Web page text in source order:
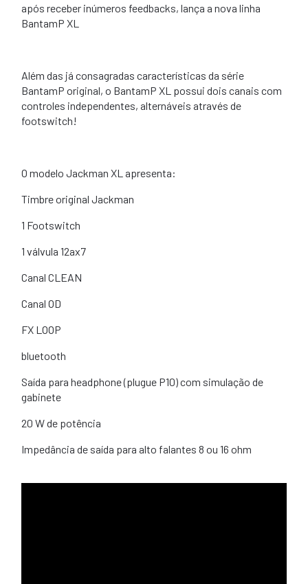
após receber inúmeros feedbacks, lança a nova linha
BantamP XL
Além das já consagradas características da série
BantamP original, o BantamP XL possui dois canais com
controles independentes, alternáveis através de
footswitch!
O modelo Jackman XL apresenta:
Timbre original Jackman
1 Footswitch
1 válvula 12ax7
Canal CLEAN
Canal OD
FX LOOP
bluetooth
Saída para headphone (plugue P10) com simulação de
gabinete
20 W de potência
Impedância de saída para alto falantes 8 ou 16 ohm